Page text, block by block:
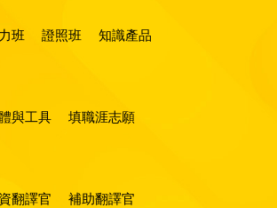
班 證照班 知識產品
與工具 填職涯志願
翻譯官 補助翻譯官